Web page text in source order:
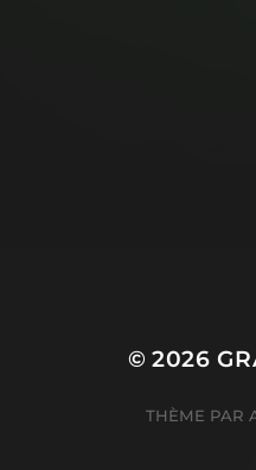
© 2026
THÈME PAR